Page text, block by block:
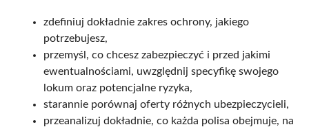
zdefiniuj dokładnie zakres ochrony, jakiego
potrzebujesz,
przemyśl, co chcesz zabezpieczyć i przed jakimi
ewentualnościami, uwzględnij specyfikę swojego
lokum oraz potencjalne ryzyka,
starannie porównaj oferty różnych ubezpieczycieli,
przeanalizuj dokładnie, co każda polisa obejmuje, na